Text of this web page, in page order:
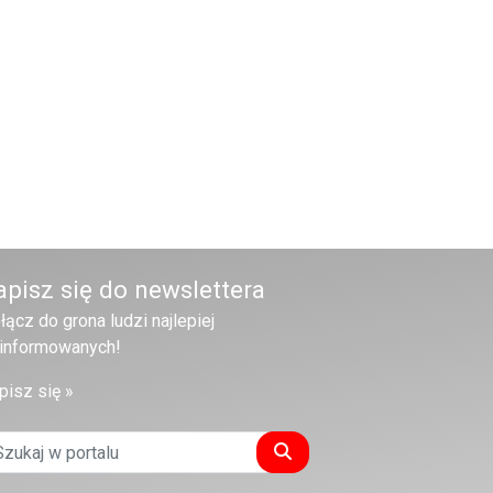
się do newslettera
do grona ludzi najlepiej
się »
Szukaj